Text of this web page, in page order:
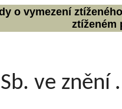
o vymezení
ztíženém
ve